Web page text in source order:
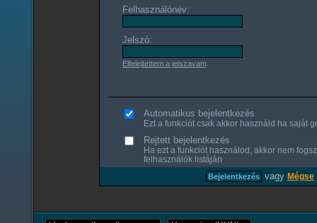
Felhasználónév:
Jelszó:
Elfelejtettem a jelszavam
Automatikus bejelentkezés
Ezt a funkciót csak akkor használd ha saját
Rejtett bejelentkezés
Ha ezt a funkciót használod, akkor nem
felhasználók listáján
vagy Mégse